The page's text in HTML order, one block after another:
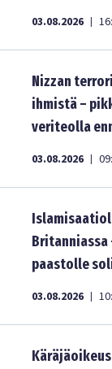
03.08.2026 |
Nizzan
ihmistä –
veriteolla
03.08.2026 |
paastolle
03.08.2026 |